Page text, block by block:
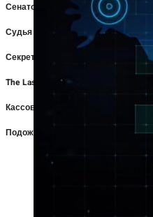
Сенатор-республиканец
Судья приостановил приказ
Секретная женщина | Официальный
The Last House Review: Who
Кассовые сборы: «Человек-паук:
Подожди… скажи мне, что это не